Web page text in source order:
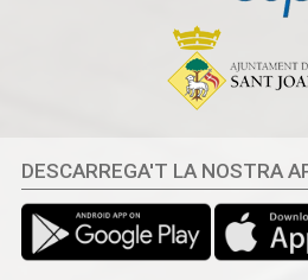
DESCARREGA'T LA NOSTRA